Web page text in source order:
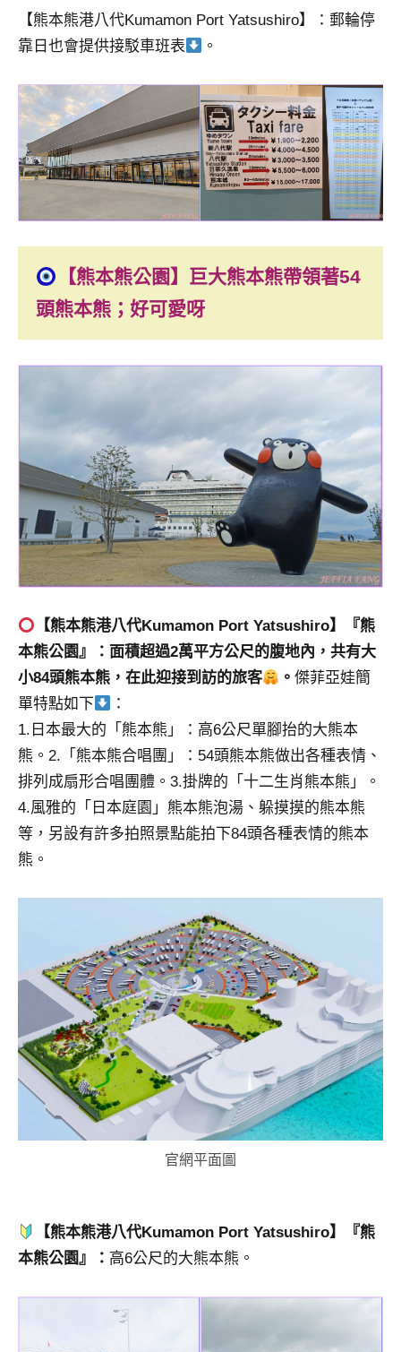
【熊本熊港八代Kumamon Port Yatsushiro】：郵輪停
靠日也會提供接駁車班表
。
【熊本熊公園】巨大熊本熊帶領著54
頭熊本熊；好可愛呀
【熊本熊港八代Kumamon Port Yatsushiro】『熊
本熊公園』：面積超過2萬平方公尺的腹地內，共有大
小84頭熊本熊，在此迎接到訪的旅客
。傑菲亞娃簡
單特點如下
：
1.日本最大的「熊本熊」：高6公尺單腳抬的大熊本
熊。2.「熊本熊合唱團」：54頭熊本熊做出各種表情、
排列成扇形合唱團體。3.掛牌的「十二生肖熊本熊」。
4.風雅的「日本庭園」熊本熊泡湯、躲摸摸的熊本熊
等，另設有許多拍照景點能拍下84頭各種表情的熊本
熊。
官網平面圖
【熊本熊港八代Kumamon Port Yatsushiro】『熊
本熊公園』： 高6公尺的大熊本熊。